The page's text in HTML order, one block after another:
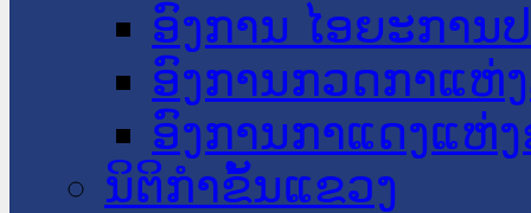
ອົງການ ໄອຍະການ
ອົງການກວດກາແຫ່
ອົງການກາແດງແຫ່
ນິຕິກໍາຂັ້ນແຂວງ